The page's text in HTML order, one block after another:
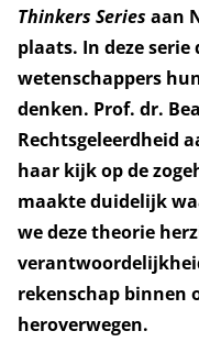
Thinkers Series aan
plaats. In deze
wetenschappers
denken. Prof. dr.
Rechtsgeleerdheid
haar kijk op de
maakte duidelijk
we deze theorie
rekenschap binnen
heroverwegen.